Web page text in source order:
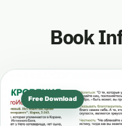
Book
Free Download